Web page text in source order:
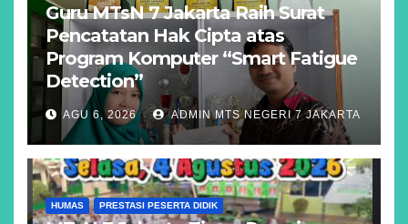
Guru MTsN 7 Jakarta Raih Surat
Pencatatan Hak Cipta atas
Program Komputer “Smart Fatigue
Detection”
AGU 6, 2026 ADMIN MTS NEGERI 7 JAKARTA
HUMAS PRESTASI PESERTA DIDIK